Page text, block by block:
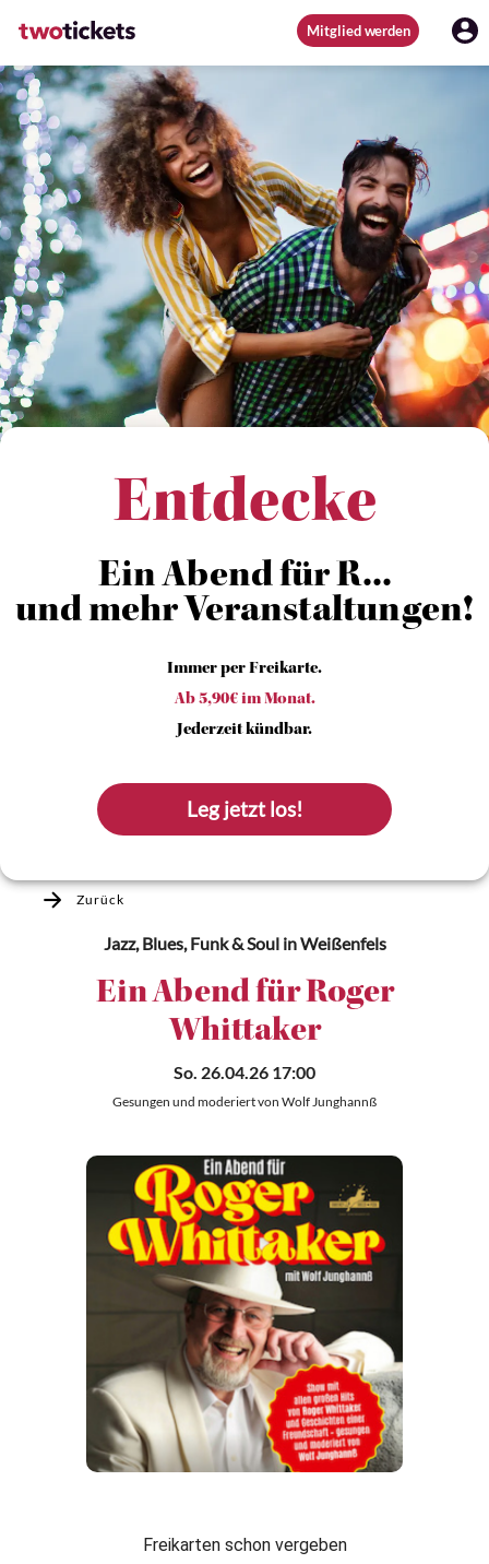
Mitglied werden
Entdecke
Ein Abend für R...
und mehr Veranstaltungen!
Immer per Freikarte.
Ab 5,90€ im Monat.
Jederzeit kündbar.
Leg jetzt los!
Zurück
Jazz, Blues, Funk & Soulin Weißenfels
Ein Abend für Roger
Whittaker
So. 26.04.26 17:00
Gesungen und moderiert von Wolf Junghannß
Freikarten schon vergeben